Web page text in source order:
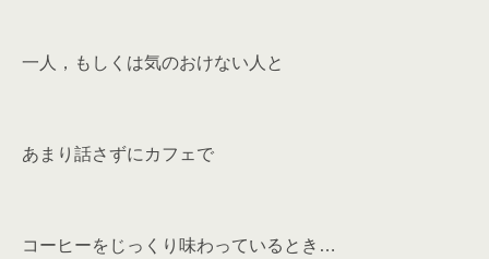
一人，もしくは気のおけない人と
あまり話さずにカフェで
コーヒーをじっくり味わっているとき…